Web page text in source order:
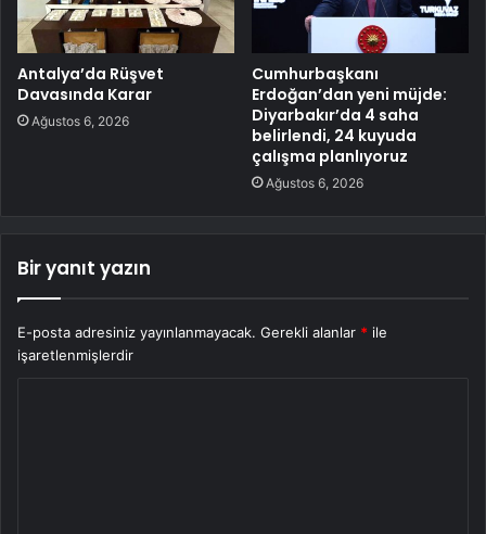
Antalya’da Rüşvet
Davasında Karar
Ağustos 6, 2026
Cumhurbaşkanı
Erdoğan’dan yeni müjde:
Diyarbakır’da 4 saha
belirlendi, 24 kuyuda
çalışma planlıyoruz
Ağustos 6, 2026
Bir yanıt yazın
E-posta adresiniz yayınlanmayacak. Gerekli alanlar * ile
işaretlenmişlerdir